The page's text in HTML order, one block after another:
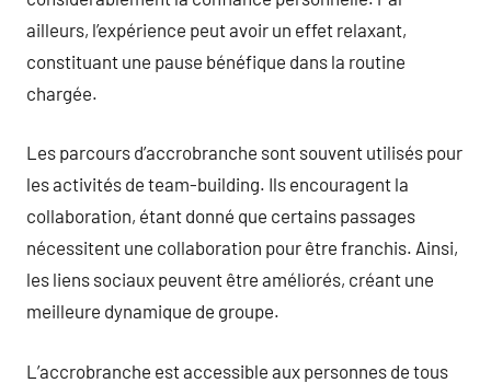
ailleurs, l’expérience peut avoir un effet relaxant,
constituant une pause bénéfique dans la routine
chargée.
Les parcours d’accrobranche sont souvent utilisés pour
les activités de team-building. Ils encouragent la
collaboration, étant donné que certains passages
nécessitent une collaboration pour être franchis. Ainsi,
les liens sociaux peuvent être améliorés, créant une
meilleure dynamique de groupe.
L’accrobranche est accessible aux personnes de tous